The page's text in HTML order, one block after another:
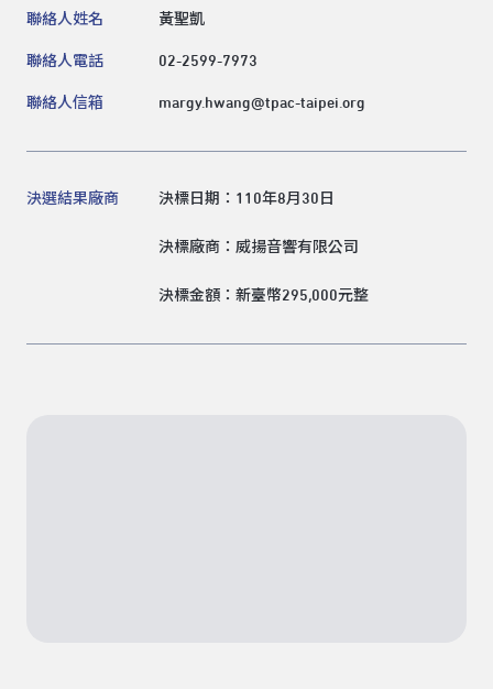
聯絡人姓名 黃聖凱
聯絡人電話 02-2599-7973
聯絡人信箱 margy.hwang@tpac-taipei.org
決選結果廠商 決標日期：110年8月30日
決標廠商：威揚音響有限公司
決標金額：新臺幣295,000元整